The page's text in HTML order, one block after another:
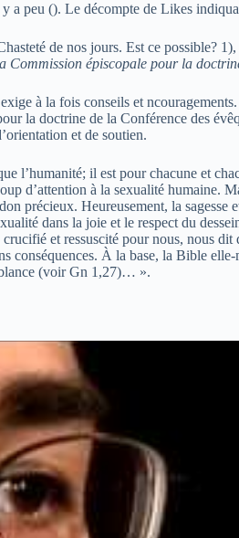
a peu (). Le décompte de Likes
de nos jours. Est ce possible?
Commission épiscopale pour la
à la fois conseils et
la doctrine de la Conférence des
et de soutien.
l’humanité; il est pour chacune et
d’attention à la sexualité humaine.
précieux. Heureusement, la sagesse
dans la joie et le respect du
et ressuscité pour nous, nous
conséquences. À la base, la Bible
(voir Gn 1,27)… ».